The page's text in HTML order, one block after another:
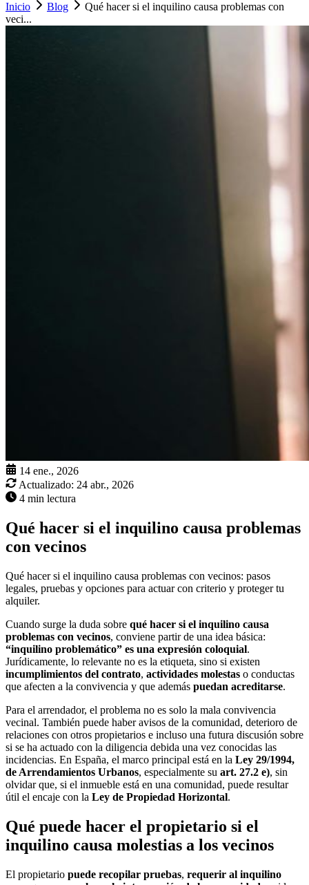
Inicio Blog
Qué hacer si el inquilino causa problemas con
veci...
14 ene., 2026
Actualizado: 24 abr., 2026
4 min lectura
Qué hacer si el inquilino causa problemas
con vecinos
Qué hacer si el inquilino causa problemas con vecinos: pasos
legales, pruebas y opciones para actuar con criterio y proteger tu
alquiler.
Cuando surge la duda sobre qué hacer si el inquilino causa
problemas con vecinos, conviene partir de una idea básica:
“inquilino problemático” es una expresión coloquial.
Jurídicamente, lo relevante no es la etiqueta, sino si existen
incumplimientos del contrato, actividades molestas o conductas
que afecten a la convivencia y que además puedan acreditarse.
Para el arrendador, el problema no es solo la mala convivencia
vecinal. También puede haber avisos de la comunidad, deterioro de
relaciones con otros propietarios e incluso una futura discusión sobre
si se ha actuado con la diligencia debida una vez conocidas las
incidencias. En España, el marco principal está en la Ley 29/1994,
de Arrendamientos Urbanos, especialmente su art. 27.2 e), sin
olvidar que, si el inmueble está en una comunidad, puede resultar
útil el encaje con la Ley de Propiedad Horizontal.
Qué puede hacer el propietario si el
inquilino causa molestias a los vecinos
El propietario puede recopilar pruebas, requerir al inquilino